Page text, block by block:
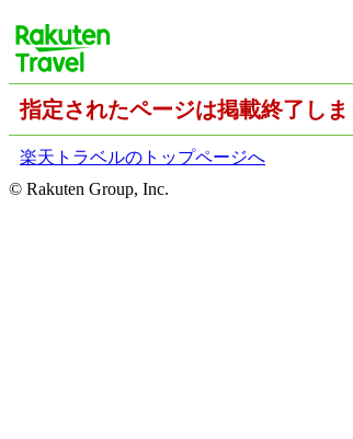
指定されたページは掲載終了しま
楽天トラベルのトップページへ
© Rakuten Group, Inc.